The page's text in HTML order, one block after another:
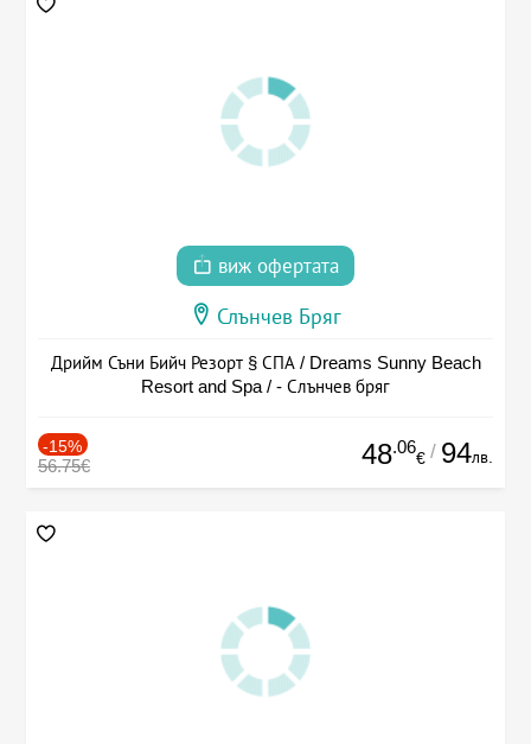
виж офертата
Слънчев Бряг
Дрийм Съни Бийч Резорт § СПА / Dreams Sunny Beach
Resort and Spa / - Слънчев бряг
-15%
56.75€ 48.06
€ / 94лв.